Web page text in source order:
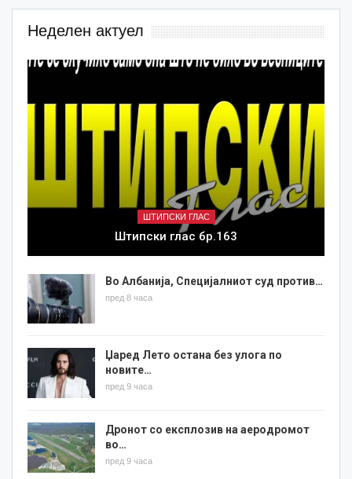
Неделен актуел
ШТИПСКИ ГЛАС
Штипски глас бр.163
Во Албанија, Специјалниот суд против…
пред 8 часа
Џаред Лето остана без улога по
новите…
пред 9 часа
Дронот со експлозив на аеродромот
во…
пред 9 часа